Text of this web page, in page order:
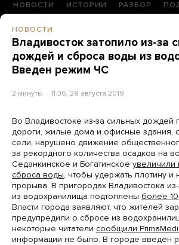
НОВОСТИ ИСТОРИИ РАЗБОР
НОВОСТИ
Владивосток затопило из-за
дождей и сброса воды из
Введен режим ЧС
2 минуты 11:36, 28 августа 2019
Во Владивостоке из-за сильных дождей
дороги, жилые дома и офисные здания,
сели, нарушено движение
за рекордного количества осадков на
Седанкинское и Богатинское увеличили
сброса воды, чтобы удержать плотину и
прорыва. В пригородах Владивостока
из водохранилища подтоплены более
Власти города заявляют, что жителей
предупредили о сбросе из
некоторые читатели сообщили
информации не было. В городе введен